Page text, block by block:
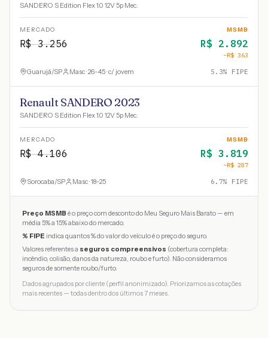
SANDERO S Edition Flex 1.0 12V 5p Mec.
MERCADO
R$3.256
MSMB
R$ 2.892
−R$ 363
Guarujá/SP Masc · 26-45 · c/ jovem 5.3% FIPE
Renault SANDERO 2023
SANDERO S Edition Flex 1.0 12V 5p Mec.
MERCADO
R$4.106
MSMB
R$ 3.819
−R$ 287
Sorocaba/SP Masc · 18-25 6.7% FIPE
Preço MSMB é o preço com desconto do Meu Seguro Mais Barato — em
média 5% a 15% abaixo do mercado.
% FIPE indica quantos % do valor do veículo é o preço do seguro.
Valores referentes a seguros compreensivos (cobertura completa:
incêndio, colisão, danos da natureza, roubo e furto). Não consideramos
seguros de somente roubo/furto.
Dados agrupados por cliente (perfil anonimizado). Priorizamos as cotações
mais recentes — todas dentro dos últimos 7 meses.